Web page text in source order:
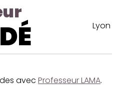
Lyon
avec Professeur LAMA.